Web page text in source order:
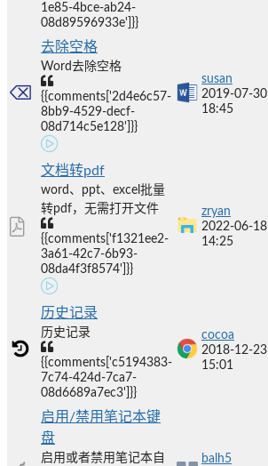
1e85-4bce-ab24-
08d89596933e']}}
去除空格
Word去除空格
{{comments['2d4e6c57-
8bb9-4529-decf-
08d714c5e128']}}
susan
2019-07-30
18:45
文档转pdf
word、ppt、excel批量
转pdf，无需打开文件
{{comments['f1321ee2-
3a61-42c7-6b93-
08da4f3f8574']}}
zryan
2022-06-18
14:25
历史记录
历史记录
{{comments['c5194383-
7c74-424d-7ca7-
08d6689a7ec3']}}
cocoa
2018-12-23
15:01
启用/禁用笔记本键
盘
启用或者禁用笔记本自
balh5